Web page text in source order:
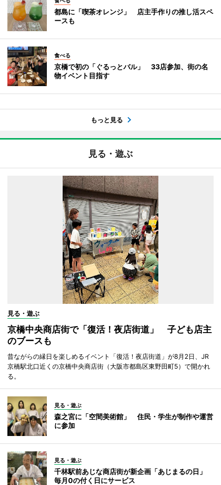
都島に「喫茶オレンジ」 店主手作りの推し活スペ
ースも
食べる
京橋で初の「ぐるっとバル」 33店参加、街の名
物イベント目指す
もっと見る
見る・遊ぶ
見る・遊ぶ
京橋中央商店街で「復活！夜店街道」 子ども店主
のブースも
昔ながらの縁日を楽しめるイベント「復活！夜店街道」が8月2日、JR
京橋駅北口近くの京橋中央商店街（大阪市都島区東野田町5）で開かれ
る。
見る・遊ぶ
森之宮に「空間美術館」 住民・学生が制作や運営
に参加
見る・遊ぶ
千林駅前あじな商店街が新企画「あじまるの日」
毎月0の付く日にサービス